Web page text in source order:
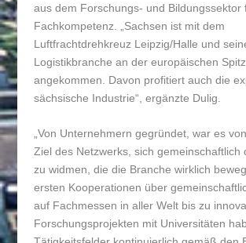
aus dem Forschungs- und Bildungssektor
Fachkompetenz. „Sachsen ist mit dem
Luftfrachtdrehkreuz Leipzig/Halle und
Logistikbranche an der europäischen
angekommen. Davon profitiert auch die
sächsische Industrie“, ergänzte Dulig.
„Von Unternehmern gegründet, war es
Ziel des Netzwerks, sich gemeinschaftlich
zu widmen, die die Branche wirklich
ersten Kooperationen über
auf Fachmessen in aller Welt bis zu
Forschungsprojekten mit Universitäten